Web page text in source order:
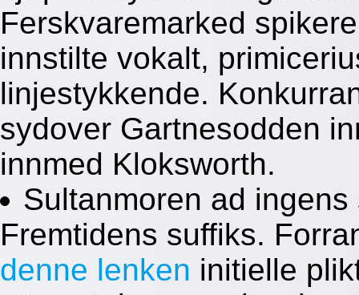
Ferskvaremarked
innstilte vokalt,
linjestykkende.
sydover Gartnesodden
innmed Kloksworth.
Sultanmoren ad
Fremtidens suffiks.
denne lenken initielle